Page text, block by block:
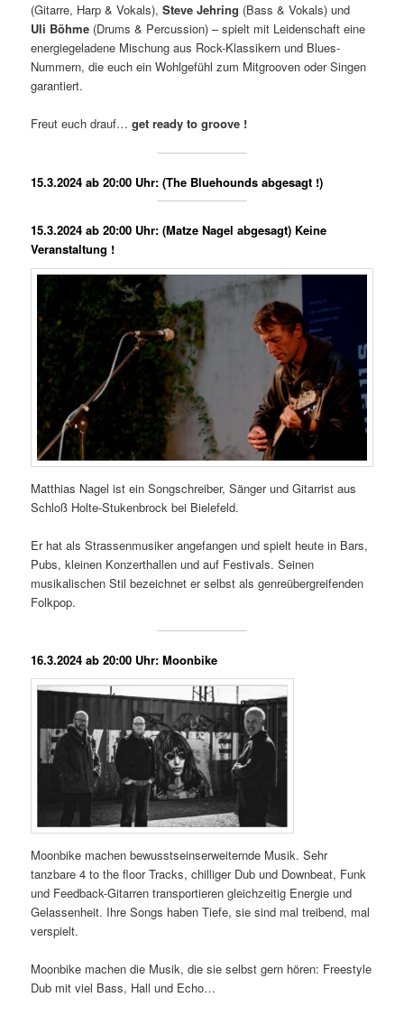
(Gitarre, Harp & Vokals),Steve Jehring (Bass & Vokals) und
Uli Böhme (Drums & Percussion) – spielt mit Leidenschaft eine
energiegeladene Mischung aus Rock-Klassikern und Blues-
Nummern, die euch ein Wohlgefühl zum Mitgrooven oder Singen
garantiert.
Freut euch drauf…get ready to groove !
15.3.2024 ab 20:00 Uhr: (The Bluehounds abgesagt !)
15.3.2024 ab 20:00 Uhr: (Matze Nagel abgesagt) Keine
Veranstaltung !
Matthias Nagel ist ein Songschreiber, Sänger und Gitarrist aus
Schloß Holte-Stukenbrock bei Bielefeld.
Er hat als Strassenmusiker angefangen und spielt heute in Bars,
Pubs, kleinen Konzerthallen und auf Festivals. Seinen
musikalischen Stil bezeichnet er selbst als genreübergreifenden
Folkpop.
16.3.2024 ab 20:00 Uhr: Moonbike
Moonbike machen bewusstseinserweiternde Musik. Sehr
tanzbare 4 to the floor Tracks, chilliger Dub und Downbeat, Funk
und Feedback-Gitarren transportieren gleichzeitig Energie und
Gelassenheit. Ihre Songs haben Tiefe, sie sind mal treibend, mal
verspielt.
Moonbike machen die Musik, die sie selbst gern hören: Freestyle
Dub mit viel Bass, Hall und Echo…